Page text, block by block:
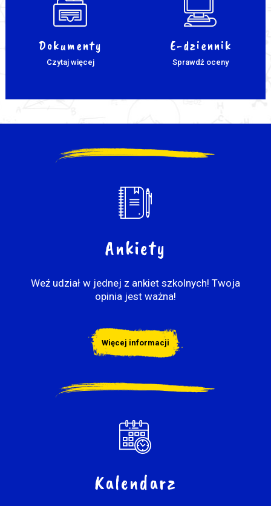
Dokumenty
Czytaj więcej
E-dziennik
Sprawdź oceny
Ankiety
Weź udział w jednej z ankiet szkolnych! Twoja
opinia jest ważna!
Więcej informacji
Kalendarz